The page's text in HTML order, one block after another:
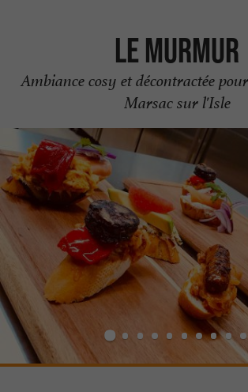
Le MurMur
Ambiance cosy et décontractée
Marsac sur l'Isle